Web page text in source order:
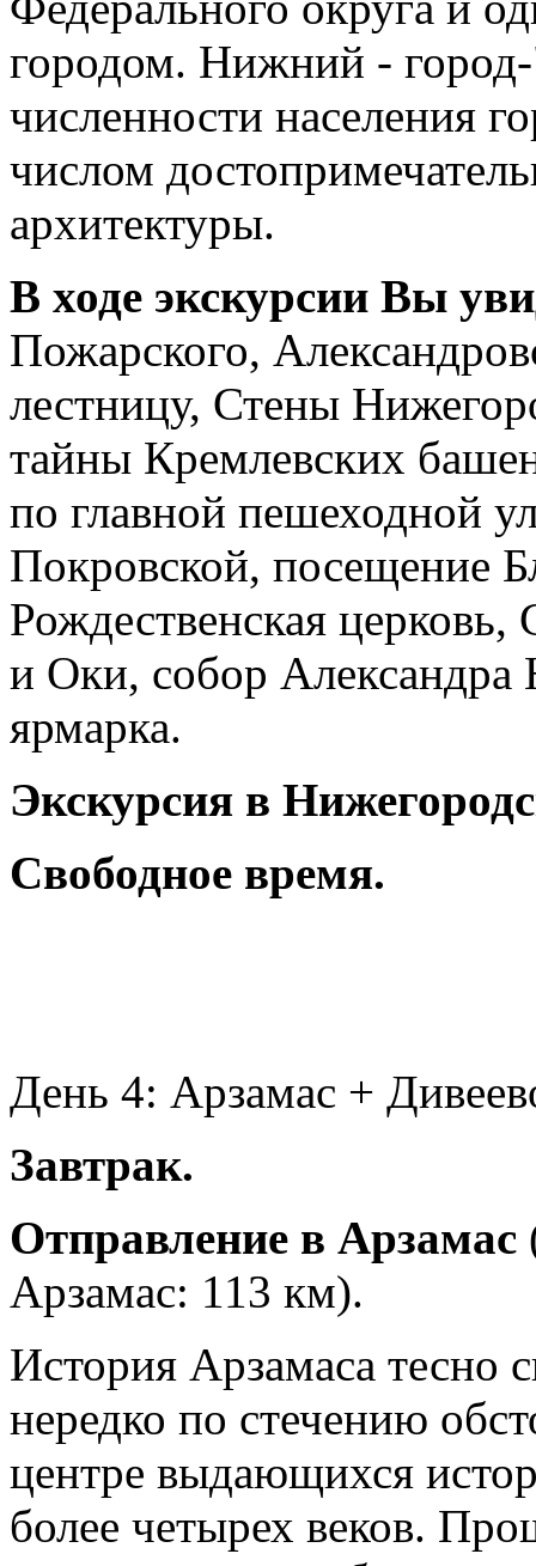
городом. Нижний -
численности населения
числом
архитектуры.
В ходе экскурсии Вы
Пожарского,
лестницу, Стены
тайны Кремлевских
по главной пешеходной
Покровской, посещение
Рождественская
и Оки, собор Александра
ярмарка.
Экскурсия в
Свободное время.
День 4: Арзамас +
Завтрак.
Отправление в Арзамас
Арзамас: 113 км).
История Арзамаса тесно
нередко по стечению
центре выдающихся
более четырех веков.